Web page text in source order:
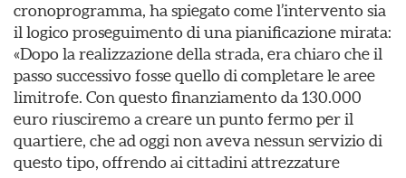
cronoprogramma, ha spiegato come l’intervento sia
il logico proseguimento di una pianificazione mirata:
«Dopo la realizzazione della strada, era chiaro che il
passo successivo fosse quello di completare le aree
limitrofe. Con questo finanziamento da 130.000
euro riusciremo a creare un punto fermo per il
quartiere, che ad oggi non aveva nessun servizio di
questo tipo, offrendo ai cittadini attrezzature